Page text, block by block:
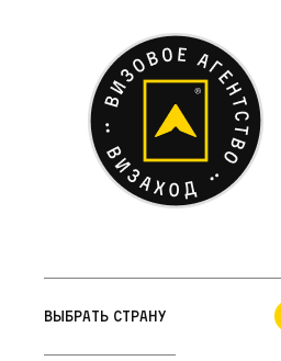
Выбрать страну